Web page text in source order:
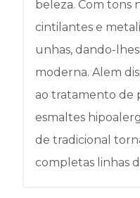
beleza. Com tons
cintilantes e
unhas, dando-
moderna. Alem
ao tratamento de
esmaltes
de tradicional
completas linhas